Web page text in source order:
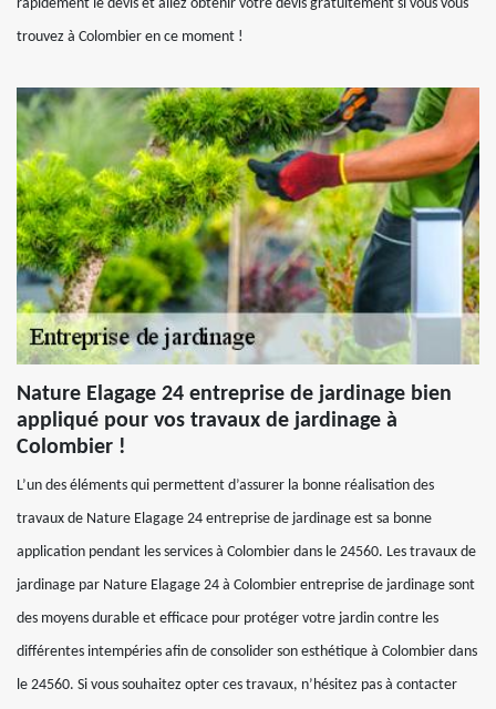
rapidement le devis et allez obtenir votre devis gratuitement si vous vous
trouvez à Colombier en ce moment !
Nature Elagage 24 entreprise de jardinage bien
appliqué pour vos travaux de jardinage à
Colombier !
L’un des éléments qui permettent d’assurer la bonne réalisation des
travaux de Nature Elagage 24 entreprise de jardinage est sa bonne
application pendant les services à Colombier dans le 24560. Les travaux de
jardinage par Nature Elagage 24 à Colombier entreprise de jardinage sont
des moyens durable et efficace pour protéger votre jardin contre les
différentes intempéries afin de consolider son esthétique à Colombier dans
le 24560. Si vous souhaitez opter ces travaux, n’hésitez pas à contacter